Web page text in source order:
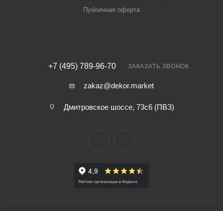
Публичная оферта
+7 (495) 789-96-70 ЗАКАЗАТЬ ЗВОНОК
zakaz@dekor.market
Дмитровское шоссе, 73с6 (ПВЗ)